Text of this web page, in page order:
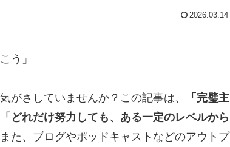
2026.03.14
う」
がさしていませんか？この記事は、
「完璧主
「どれだけ努力しても、ある一定のレベルから
た、ブログやポッドキャストなどのアウトプ